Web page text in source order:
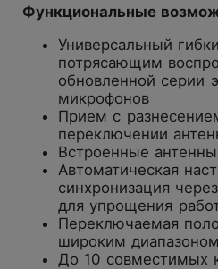
Функциональные
Универсальный
потрясающим
обновленной серии
микрофонов
Прием с
переключении
Встроенные антенны
Автоматическая
синхронизация
для упрощения
Переключаемая
широким диапазоном
До 10 совместимых